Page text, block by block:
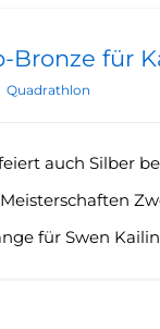
Bronze für
Quadrathlon
auch Silber
für Swen